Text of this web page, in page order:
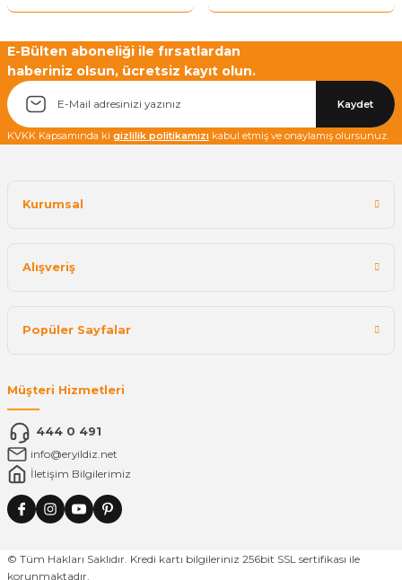
Yetkiliye Gönder
E-Bülten aboneliği ile fırsatlardan
haberiniz olsun, ücretsiz kayıt olun.
Kaydet
KVKK Kapsamında ki gizlilik politikamızı kabul etmiş ve onaylamış olursunuz.
Kurumsal
Alışveriş
Popüler Sayfalar
Müşteri Hizmetleri
444 0 491
info@eryildiz.net
İletişim Bilgilerimiz
© Tüm Hakları Saklıdır. Kredi kartı bilgileriniz 256bit SSL sertifikası ile
korunmaktadır.